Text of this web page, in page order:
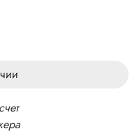
Wi-Fi, NFC
2G